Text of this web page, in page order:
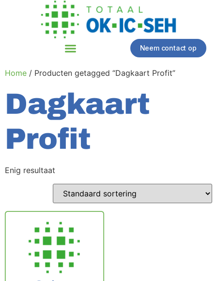
Neem contact op
Home / Producten getagged “Dagkaart Profit”
Dagkaart
Profit
Enig resultaat